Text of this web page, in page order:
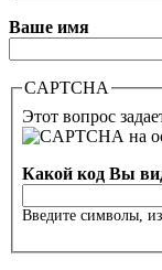
Ваше имя
CAPTCHA
Этот вопрос
Какой код Вы
Введите символы,